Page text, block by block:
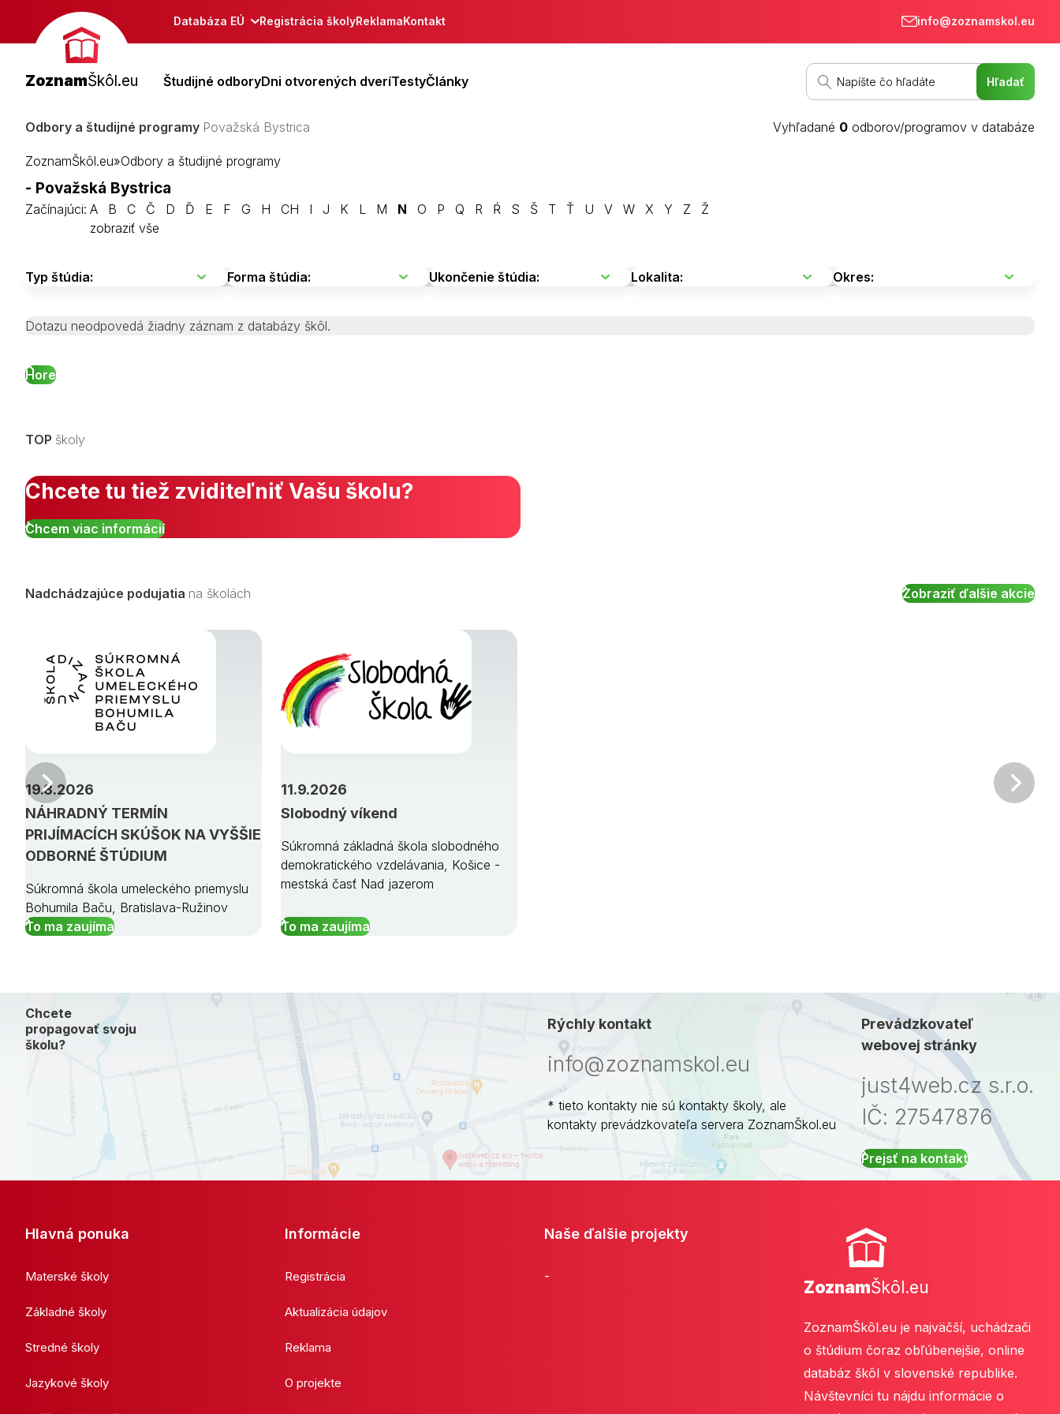
Databáza EÚ Registrácia školyReklamaKontakt info@zoznamskol.eu
ZoznamŠkôl.eu Študijné odboryDni otvorených dveríTestyČlánky
Odbory a študijné programy Považská Bystrica Vyhľadané 0 odborov/programov v databáze
ZoznamŠkôl.eu»Odbory a študijné programy
- Považská Bystrica
Začínajúci: A B C Č D Ď E F G H CH I J K L M N O P Q R Ŕ S Š T Ť U V W X Y Z
Ž
zobraziť vše
Dotazu neodpovedá žiadny záznam z databázy škôl.
Hore
TOP školy
Chcete tu tiež zviditeľniť Vašu školu?
Chcem viac informácií
Nadchádzajúce podujatia na školách Zobraziť ďalšie akcie
NÁHRADNÝ TERMÍN
PRIJÍMACÍCH SKÚŠOK NA VYŠŠIE
ODBORNÉ ŠTÚDIUM
19.8.2026
Súkromná škola umeleckého priemyslu
Bohumila Baču, Bratislava-Ružinov
To ma zaujíma
Slobodný víkend
11.9.2026
Súkromná základná škola slobodného
demokratického vzdelávania, Košice -
mestská časť Nad jazerom
To ma zaujíma
Predchádzajúci
Chcete
propagovať svoju
školu?
Rýchly kontakt
info@zoznamskol.eu
* tieto kontakty nie sú kontakty školy, ale
kontakty prevádzkovateľa servera ZoznamŠkol.eu
Prevádzkovateľ
webovej stránky
just4web.cz s.r.o.
IČ: 27547876
Prejsť na kontakt
Hlavná ponuka
Materské školy
Základné školy
Stredné školy
Jazykové školy
Informácie
Registrácia
Aktualizácia údajov
Reklama
O projekte
Naše ďalšie projekty
-
ZoznamŠkôl.eu
ZoznamŠkôl.eu je najväčší, uchádzači
o štúdium čoraz obľúbenejšie, online
databáz škôl v slovenské republike.
Návštevníci tu nájdu informácie o